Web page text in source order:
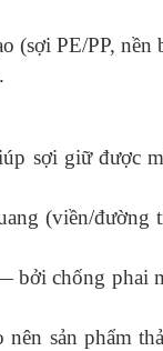
(sợi PE/PP, nền
sợi giữ được
(viền/đường
bởi chống phai
sản phẩm